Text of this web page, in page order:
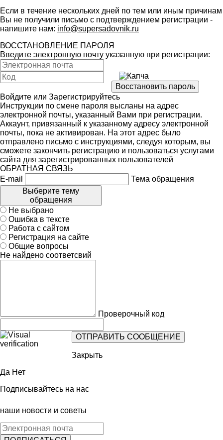
Если в течение нескольких дней по тем или иным причинам
Вы не получили письмо с подтверждением регистрации -
напишите нам: info@supersadovnik.ru
ВОССТАНОВЛЕНИЕ ПАРОЛЯ
Введите электронную почту указанную при регистрации:
Войдите или Зарегистрируйтесь
Инструкции по смене пароля высланы на адрес
электронной почты, указанный Вами при регистрации.
Аккаунт, привязанный к указанному адресу электронной
почты, пока не активирован. На этот адрес было
отправлено письмо с инструкциями, следуя которым, вы
сможете закончить регистрацию и пользоваться услугами
сайта для зарегистрированных пользователей
ОБРАТНАЯ СВЯЗЬ
E-mail
Тема обращения
Выберите тему
обращения
Не выбрано
Ошибка в тексте
Работа с сайтом
Регистрация на сайте
Общие вопросы
Не найдено соответсвий
Проверочный код
Закрыть
Да Нет
Подписывайтесь на нас
наши новости и советы